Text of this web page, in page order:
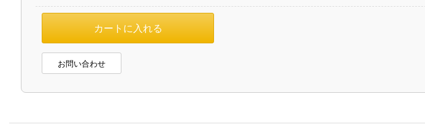
お問い合わせ